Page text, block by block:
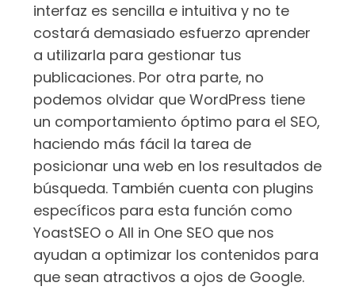
interfaz es sencilla e intuitiva y no te
costará demasiado esfuerzo aprender
a utilizarla para gestionar tus
publicaciones. Por otra parte, no
podemos olvidar que WordPress tiene
un comportamiento óptimo para el SEO,
haciendo más fácil la tarea de
posicionar una web en los resultados de
búsqueda. También cuenta con plugins
específicos para esta función como
YoastSEO o All in One SEO que nos
ayudan a optimizar los contenidos para
que sean atractivos a ojos de Google.